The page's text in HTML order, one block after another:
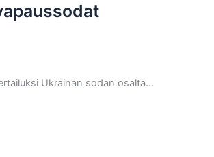
Ukrainan sodan osalta…